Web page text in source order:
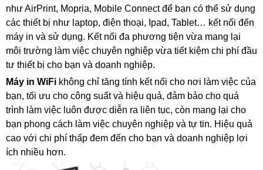
như AirPrint, Mopria, Mobile Connect để bạn có thể sử dụng
các thiết bị như laptop, điện thoại, Ipad, Tablet… kết nối đến
máy in và sử dụng. Kết nối đa phương tiện vừa mang lại
môi trường làm việc chuyên nghiệp vừa tiết kiệm chi phí đầu
tư thiết bị cho bạn và doanh nghiệp.
Máy in WiFi không chỉ tăng tính kết nối cho nơi làm việc của
bạn, tối ưu cho công suất và hiệu quả, đảm bảo cho quá
trình làm việc luôn được diễn ra liên tục, còn mang lại cho
bạn phong cách làm việc chuyên nghiệp và tự tin. Hiệu quả
cao với chi phí thấp đem đến cho bạn và doanh nghiệp lợi
ích nhiều hơn.